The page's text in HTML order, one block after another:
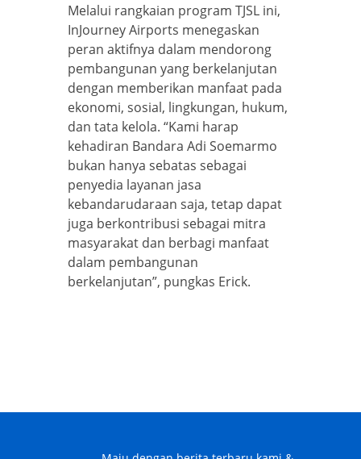
Melalui rangkaian program TJSL ini,
InJourney Airports menegaskan
peran aktifnya dalam mendorong
pembangunan yang berkelanjutan
dengan memberikan manfaat pada
ekonomi, sosial, lingkungan, hukum,
dan tata kelola. “Kami harap
kehadiran Bandara Adi Soemarmo
bukan hanya sebatas sebagai
penyedia layanan jasa
kebandarudaraan saja, tetap dapat
juga berkontribusi sebagai mitra
masyarakat dan berbagi manfaat
dalam pembangunan
berkelanjutan”, pungkas Erick.